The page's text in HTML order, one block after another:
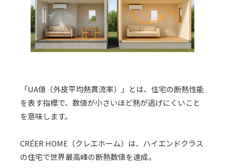
「UA値（外皮平均熱貫流率）」とは、住宅の断熱性能
を表す指標で、数値が小さいほど熱が逃げにくいこと
を意味します。
CRÉER HOME（クレエホーム）は、ハイエンドクラス
の住宅で世界最高峰の断熱数値を達成。